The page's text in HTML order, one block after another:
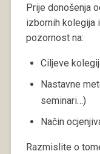
Prije donošenja
izbornih kolegija
pozornost na:
Ciljeve
Nastavne
seminari…)
Način
Razmislite o